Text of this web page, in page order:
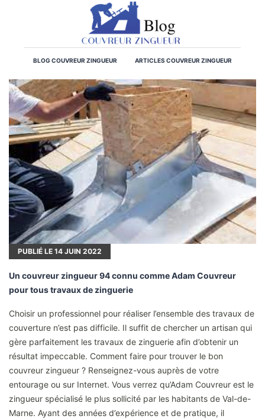
BLOG COUVREUR ZINGUEUR ARTICLES COUVREUR ZINGUEUR
PUBLIÉ LE 14 JUIN 2022
Un couvreur zingueur 94 connu comme Adam Couvreur
pour tous travaux de zinguerie
Choisir un professionnel pour réaliser l’ensemble des travaux de
couverture n’est pas difficile. Il suffit de chercher un artisan qui
gère parfaitement les travaux de zinguerie afin d’obtenir un
résultat impeccable. Comment faire pour trouver le bon
couvreur zingueur ? Renseignez-vous auprès de votre
entourage ou sur Internet. Vous verrez qu’Adam Couvreur est le
zingueur spécialisé le plus sollicité par les habitants de Val-de-
Marne. Ayant des années d’expérience et de pratique, il